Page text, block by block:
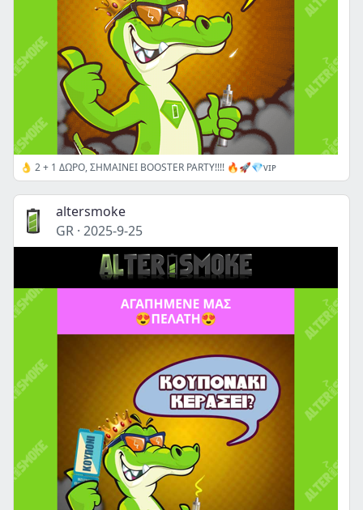
👌 2 + 1 ΔΩΡΟ, ΣΗΜΑΙΝΕΙ BOOSTER PARTY!!!! 🔥🚀💎ᴠɪᴘ
altersmoke
GR · 2025-9-25